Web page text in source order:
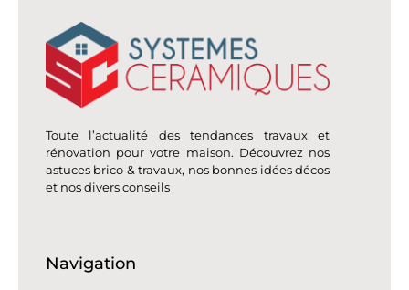
Toute l’actualité des tendances travaux et
rénovation pour votre maison. Découvrez nos
astuces brico & travaux, nos bonnes idées décos
et nos divers conseils
Navigation